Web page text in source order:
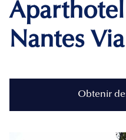
Aparthotel
Nantes
Obtenir